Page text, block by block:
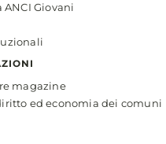
ANCI Giovani
magazine
ed economia dei comuni